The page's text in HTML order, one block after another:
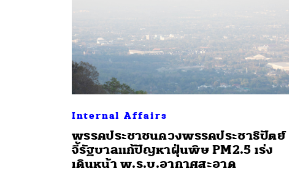
Internal Affairs
พรรคประชาชนควงพรรคประชาธิปัตย์
จี้รัฐบาลแก้ปัญหาฝุ่นพิษ PM2.5 เร่ง
เดินหน้า พ.ร.บ.อากาศสะอาด